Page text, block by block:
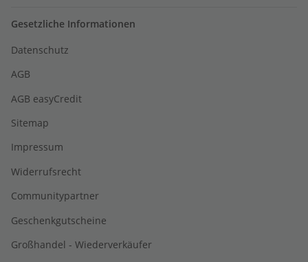
Gesetzliche Informationen
Datenschutz
AGB
AGB easyCredit
Sitemap
Impressum
Widerrufsrecht
Communitypartner
Geschenkgutscheine
Großhandel - Wiederverkäufer